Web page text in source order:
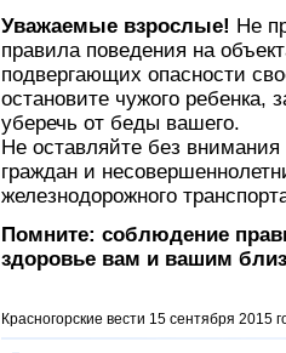
Уважаемые взрослые! Не
правила поведения на
подвергающих опасности
остановите чужого ребенка,
уберечь от беды вашего.
Не оставляйте без
граждан и
железнодорожного
Помните: соблюдение
здоровье вам и вашим
Красногорские вести 15 сентября 2015